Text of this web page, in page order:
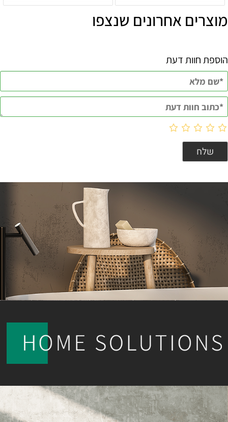
מוצרים אחרונים שנצפו
הוספת חוות דעת